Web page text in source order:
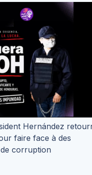
Hernández
faire face à des
corruption